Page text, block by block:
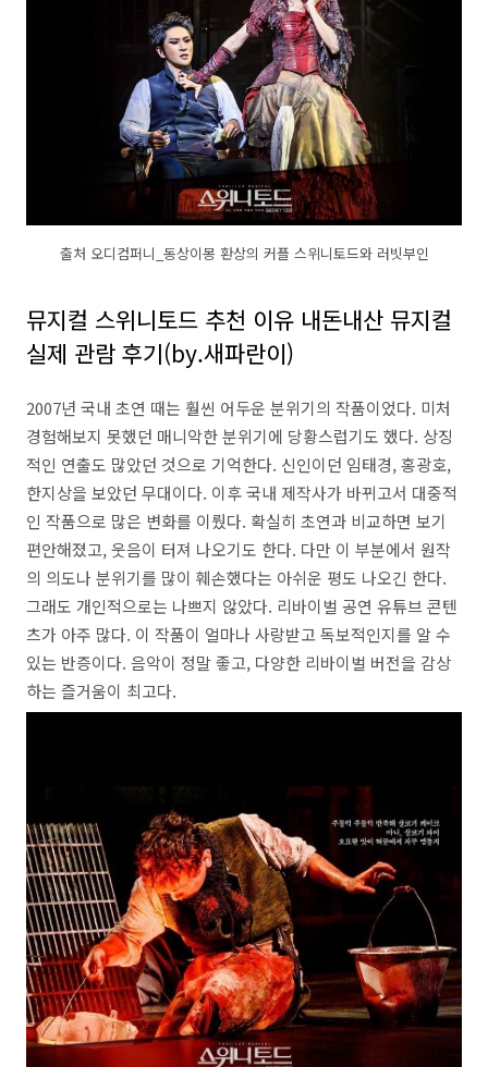
출처 오디컴퍼니_동상이몽 환상의 커플 스위니토드와 러빗부인
뮤지컬 스위니토드 추천 이유 내돈내산 뮤지컬
실제 관람 후기(by.새파란이)
2007년 국내 초연 때는 훨씬 어두운 분위기의 작품이었다. 미처
경험해보지 못했던 매니악한 분위기에 당황스럽기도 했다. 상징
적인 연출도 많았던 것으로 기억한다. 신인이던 임태경, 홍광호,
한지상을 보았던 무대이다. 이후 국내 제작사가 바뀌고서 대중적
인 작품으로 많은 변화를 이뤘다. 확실히 초연과 비교하면 보기
편안해졌고, 웃음이 터져 나오기도 한다. 다만 이 부분에서 원작
의 의도나 분위기를 많이 훼손했다는 아쉬운 평도 나오긴 한다.
그래도 개인적으로는 나쁘지 않았다. 리바이벌 공연 유튜브 콘텐
츠가 아주 많다. 이 작품이 얼마나 사랑받고 독보적인지를 알 수
있는 반증이다. 음악이 정말 좋고, 다양한 리바이벌 버전을 감상
하는 즐거움이 최고다.